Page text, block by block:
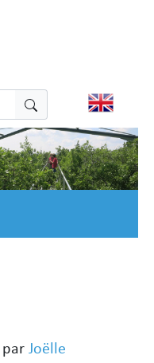
par Joëlle